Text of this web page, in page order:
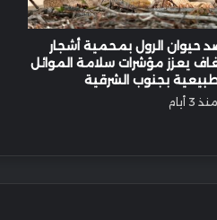
حيوان الرول بمحمية أشجار
يعزز مؤشرات سلامة الموائل
بجنوب الشرقية
منذ 3 أيام